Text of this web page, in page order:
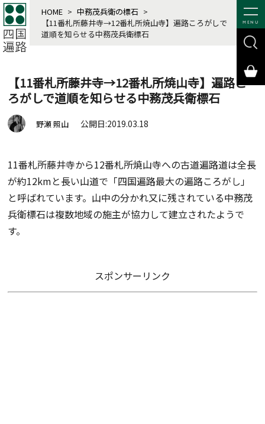
MENU
HOME > 中務茂兵衛の標石 >
【11番札所藤井寺→12番札所焼山寺】遍路ころがしで
道順を知らせる中務茂兵衛標石
【11番札所藤井寺→12番札所焼山寺】遍路こ
ろがしで道順を知らせる中務茂兵衛標石
野瀬 照山 公開日:2019.03.18
11番札所藤井寺から12番札所焼山寺への古道遍路道は全長
が約12kmと長い山道で「四国遍路最大の遍路ころがし」
と呼ばれています。山中の分かれ又に残されている中務茂
兵衛標石は複数地域の施主が協力して建立されたようで
す。
スポンサーリンク